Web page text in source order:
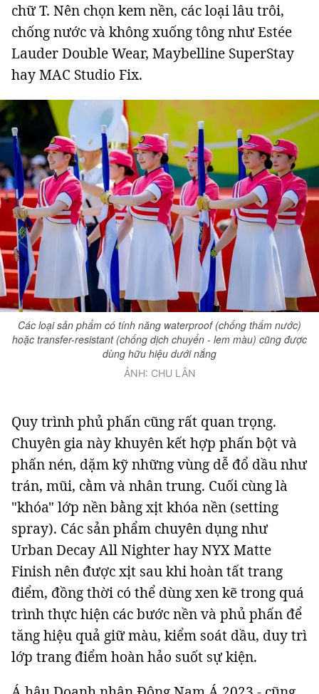
chữ T. Nên chọn kem nền, các loại lâu trôi,
chống nước và không xuống tông nhưEstée
Lauder Double Wear, Maybelline SuperStay
hayMAC Studio Fix.
Các loại sản phẩm có tính năng waterproof (chống thấm nước)
hoặc transfer-resistant (chống dịch chuyển - lem màu) cũng được
dùng hữu hiệu dưới nắng
ẢNH: CHU LÂN
Quy trình phủ phấn cũng rất quan trọng.
Chuyên gia này khuyên kết hợp phấn bột và
phấn nén, dặm kỹ những vùng dễ đổ dầu như
trán, mũi, cằm và nhân trung. Cuối cùng là
"khóa" lớp nền bằngxịt khóa nền (setting
spray). Các sản phẩm chuyên dụng như
Urban Decay All NighterhayNYX Matte
Finishnên được xịt sau khi hoàn tấttrang
điểm, đồng thời có thể dùng xen kẽ trong quá
trình thực hiện các bước nền và phủ phấn để
tăng hiệu quả giữ màu, kiểm soát dầu, duy trì
lớp trang điểm hoàn hảo suốt sự kiện.